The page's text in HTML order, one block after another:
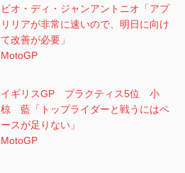
ビオ・ディ・ジャンアントニオ「アプ
リリアが非常に速いので、明日に向け
て改善が必要」
MotoGP
イギリスGP プラクティス5位 小
椋 藍「トップライダーと戦うにはペ
ースが足りない」
MotoGP